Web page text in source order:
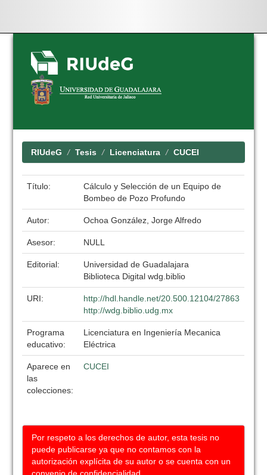
Skip
navigation
RIUdeG Tesis Licenciatura CUCEI
Título:
Cálculo y Selección de un Equipo de
Bombeo de Pozo Profundo
Autor: Ochoa González, Jorge Alfredo
Asesor: NULL
Editorial:
Universidad de Guadalajara
Biblioteca Digital wdg.biblio
URI:
http://hdl.handle.net/20.500.12104/27863
http://wdg.biblio.udg.mx
Programa
educativo:
Licenciatura en Ingeniería Mecanica
Eléctrica
Aparece en
las
colecciones:
CUCEI
Por respeto a los derechos de autor, esta tesis no
puede publicarse ya que no contamos con la
autorización explícita de su autor o se cuenta con un